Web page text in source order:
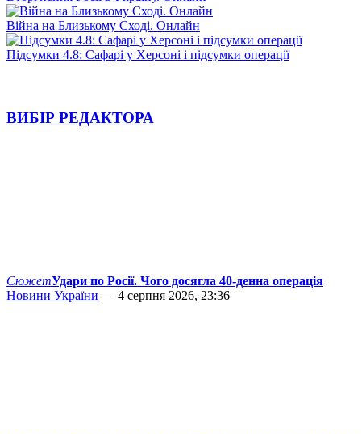
Війна на Близькому Сході. Онлайн
Підсумки 4.8: Сафарі у Херсоні і підсумки операції
ВИБІР РЕДАКТОРА
СюжетУдари по Росії. Чого досягла 40-денна операція
Новини України — 4 серпня 2026, 23:36